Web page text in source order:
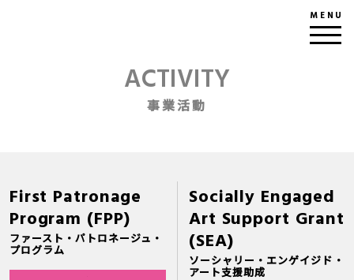
MENU
ACTIVITY
事業活動
First Patronage
Program (FPP)
ファースト・パトロネージュ・
プログラム
Socially Engaged
Art Support Grant
(SEA)
ソーシャリー・エンゲイジド・
アート支援助成